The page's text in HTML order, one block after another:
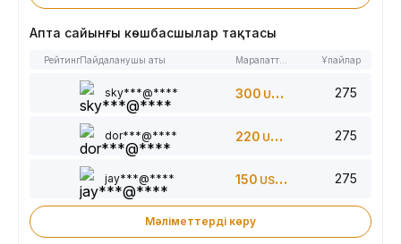
Апта сайынғы көшбасшылар тақтасы
РейтингПайдаланушы аты Ұпайлар
sky***@**** 300 USDT 275
dor***@**** 220 USDT 275
jay***@**** 150 USDT 275
Мәліметтерді көру